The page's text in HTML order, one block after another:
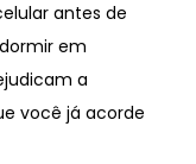
antes de
em
a
você já acorde